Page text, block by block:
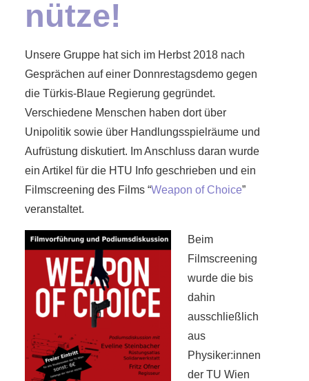
nütze!
Unsere Gruppe hat sich im Herbst 2018 nach
Gesprächen auf einer Donnrestagsdemo gegen
die Türkis-Blaue Regierung gegründet.
Verschiedene Menschen haben dort über
Unipolitik sowie über Handlungsspielräume und
Aufrüstung diskutiert. Im Anschluss daran wurde
ein Artikel für die HTU Info geschrieben und ein
Filmscreening des Films “Weapon of Choice”
veranstaltet.
Beim
Filmscreening
wurde die bis
dahin
ausschließlich
aus
Physiker:innen
der TU Wien